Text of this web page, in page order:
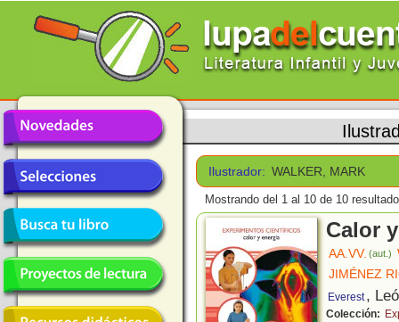
Ilustrador: WALKER, MARK
Mostrando del 1 al 10 de 10
Calor
AA.VV. (aut.)
JIMÉNEZ
Everest ,
Colección: